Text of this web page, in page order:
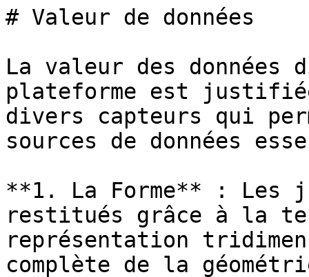
# Valeur de données
La valeur des
plateforme est
divers capteurs qui
sources de données
**1. La Forme** : Les
restitués grâce à la
représentation
complète de la